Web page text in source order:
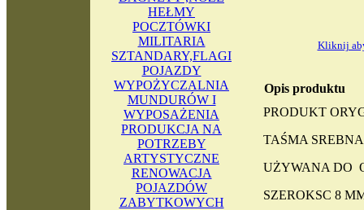
HEŁMY
POCZTÓWKI
MILITARIA
SZTANDARY,FLAGI
POJAZDY
WYPOŻYCZALNIA
MUNDURÓW I
WYPOSAŻENIA
PRODUKCJA NA
POTRZEBY
ARTYSTYCZNE
RENOWACJA
POJAZDÓW
ZABYTKOWYCH
Kliknij
Opis produktu
PRODUKT
TAŚMA
UŻYWANA DO
SZEROKSC 8